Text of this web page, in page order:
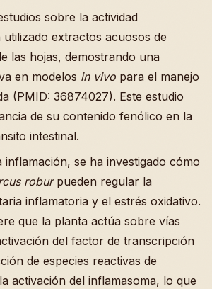
sobre la actividad
extractos acuosos de
las hojas, demostrando una
en modelos in vivo para el manejo
(PMID: 36874027). Este estudio
de su contenido fenólico en la
intestinal.
inflamación, se ha investigado cómo
roburpueden regular la
inflamatoria y el estrés oxidativo.
que la planta actúa sobre vías
del factor de transcripción
de especies reactivas de
activación del inflamasoma, lo que